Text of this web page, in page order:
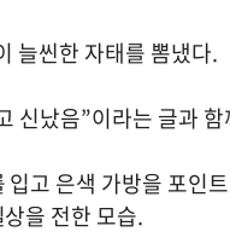
늘씬한 자태를 뽐냈다.
신났음”이라는 글과
고 은색 가방을 포인
을 전한 모습.